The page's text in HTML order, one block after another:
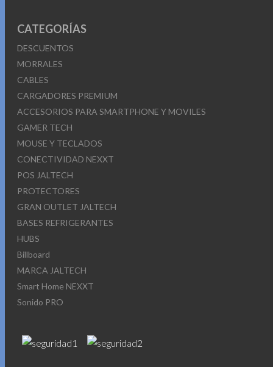
CATEGORÍAS
DESCUENTOS
MORRALES
CABLES
CARGADORES PREMIUM
ACCESORIOS PARA SMARTPHONE Y MOVILES
GAMER TECH
MOUSE Y TECLADOS
CONECTIVIDAD NEXXT
POS JALTECH
PROTECTORES
GRAN OUTLET JALTECH
BASES REFRIGERANTES
HUBS
Billboard
MARCA JALTECH
Smart Home NEXXT
Sonido PRO